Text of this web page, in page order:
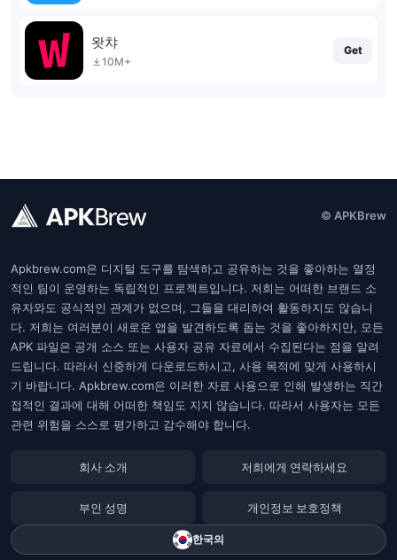
왓챠
10M+
Get
© APKBrew
Apkbrew.com은 디지털 도구를 탐색하고 공유하는 것을 좋아하는 열정
적인 팀이 운영하는 독립적인 프로젝트입니다. 저희는 어떠한 브랜드 소
유자와도 공식적인 관계가 없으며, 그들을 대리하여 활동하지도 않습니
다. 저희는 여러분이 새로운 앱을 발견하도록 돕는 것을 좋아하지만, 모든
APK 파일은 공개 소스 또는 사용자 공유 자료에서 수집된다는 점을 알려
드립니다. 따라서 신중하게 다운로드하시고, 사용 목적에 맞게 사용하시
기 바랍니다. Apkbrew.com은 이러한 자료 사용으로 인해 발생하는 직간
접적인 결과에 대해 어떠한 책임도 지지 않습니다. 따라서 사용자는 모든
관련 위험을 스스로 평가하고 감수해야 합니다.
회사 소개 저희에게 연락하세요
부인 성명 개인정보 보호정책
한국의